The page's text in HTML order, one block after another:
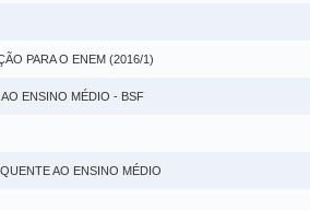
PARA O ENEM (2016/1)
ENSINO MÉDIO - BSF
AO ENSINO MÉDIO